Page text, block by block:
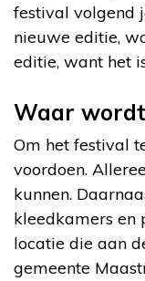
festival volgend
nieuwe editie,
editie, want het
Waar
Om het festival
voordoen.
kunnen.
kleedkamers en
locatie die aan
gemeente